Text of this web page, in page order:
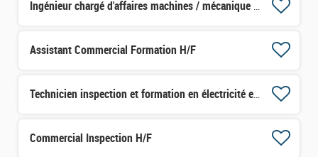
Ingénieur chargé d'affaires machines / mécanique H/F
Assistant Commercial Formation H/F
Technicien inspection et formation en électricité et levage machines H/F
Commercial Inspection H/F